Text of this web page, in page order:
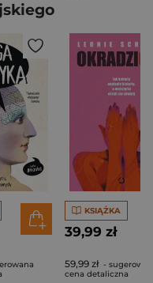
KSIĄŻKA
39,99 zł
59,99 zł -
cena detaliczna